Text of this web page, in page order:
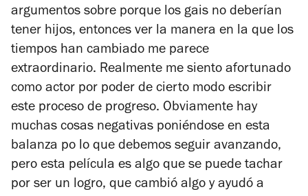
argumentos sobre porque los gais no deberían
tener hijos, entonces ver la manera en la que los
tiempos han cambiado me parece
extraordinario. Realmente me siento afortunado
como actor por poder de cierto modo escribir
este proceso de progreso. Obviamente hay
muchas cosas negativas poniéndose en esta
balanza po lo que debemos seguir avanzando,
pero esta película es algo que se puede tachar
por ser un logro, que cambió algo y ayudó a